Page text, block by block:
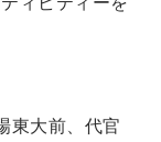
東大前、代官